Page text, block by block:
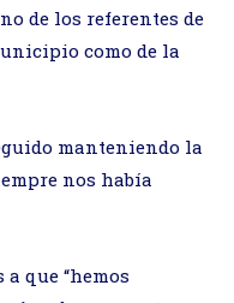
de los referentes de
como de la
manteniendo la
nos había
que “hemos